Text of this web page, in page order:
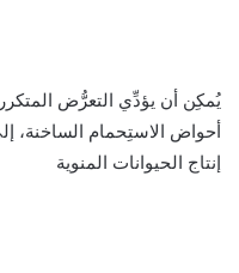
يُمكِن أن يؤدِّي التعرُّض
أحواض الاستِحمام الساخنة،
إنتاج الحيوانات المنوية